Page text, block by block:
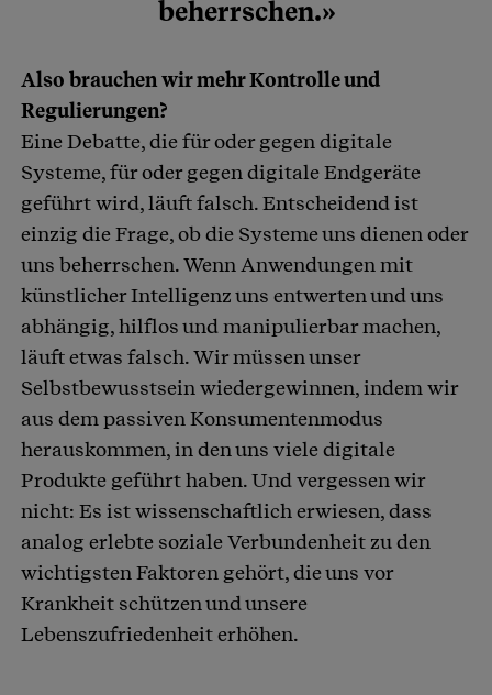
beherrschen.»
Also brauchen wir mehr Kontrolle und
Regulierungen?
Eine Debatte, die für oder gegen digitale
Systeme, für oder gegen digitale Endgeräte
geführt wird, läuft falsch. Entscheidend ist
einzig die Frage, ob die Systeme uns dienen oder
uns beherrschen. Wenn Anwendungen mit
künstlicher Intelligenz uns entwerten und uns
abhängig, hilflos und manipulierbar machen,
läuft etwas falsch. Wir müssen unser
Selbstbewusstsein wiedergewinnen, indem wir
aus dem passiven Konsumentenmodus
herauskommen, in den uns viele digitale
Produkte geführt haben. Und vergessen wir
nicht: Es ist wissenschaftlich erwiesen, dass
analog erlebte soziale Verbundenheit zu den
wichtigsten Faktoren gehört, die uns vor
Krankheit schützen und unsere
Lebenszufriedenheit erhöhen.